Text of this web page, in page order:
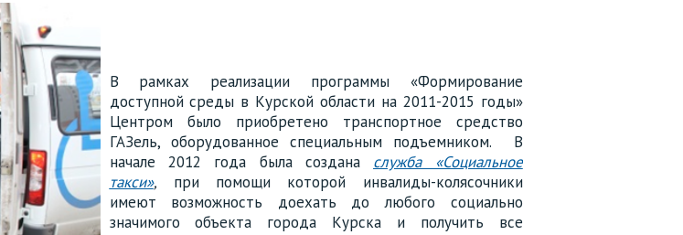
В рамках реализации программы «Формирование
доступной среды в Курской области на 2011-2015 годы»
Центром было приобретено транспортное средство
ГАЗель, оборудованное специальным подъемником. В
начале 2012 года была создана служба «Социальное
такси», при помощи которой инвалиды-колясочники
имеют возможность доехать до любого социально
значимого объекта города Курска и получить все